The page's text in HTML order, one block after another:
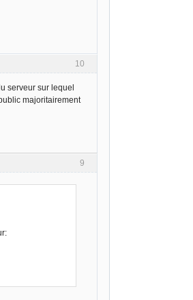
10
serveur sur lequel
majoritairement
9